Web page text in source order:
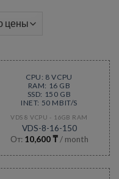
CPU: 8 VCPU
RAM: 16 GB
SSD: 150 GB
INET: 50 MBIT/S
VDS 8 VCPU - 16GB RAM
VDS-8-16-150
От: 10,600₸ / month